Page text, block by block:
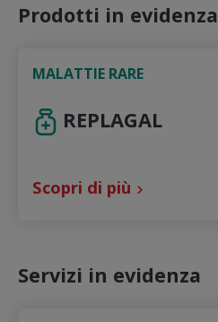
Prodotti in evidenza
MALATTIE RARE
REPLAGAL
Scopri di più
Servizi in evidenza